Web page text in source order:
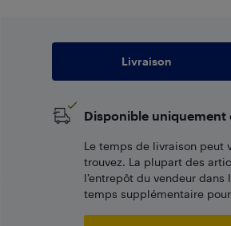
Livraison
Disponible uniquement
Le temps de livraison peut
trouvez. La plupart des
l’entrepôt du vendeur dans
temps supplémentaire